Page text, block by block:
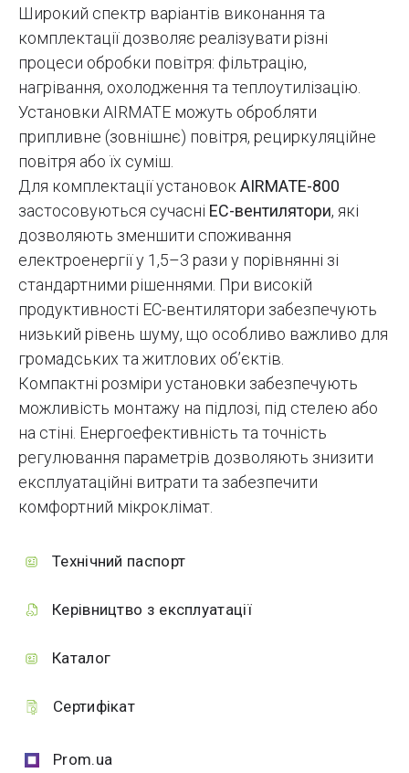
Широкий спектр варіантів виконання та
комплектації дозволяє реалізувати різні
процеси обробки повітря: фільтрацію,
нагрівання, охолодження та теплоутилізацію.
Установки AIRMATE можуть обробляти
припливне (зовнішнє) повітря, рециркуляційне
повітря або їх суміш.
Для комплектації установок AIRMATE-800
застосовуються сучасні EC-вентилятори, які
дозволяють зменшити споживання
електроенергії у 1,5–3 рази у порівнянні зі
стандартними рішеннями. При високій
продуктивності EC-вентилятори забезпечують
низький рівень шуму, що особливо важливо для
громадських та житлових об’єктів.
Компактні розміри установки забезпечують
можливість монтажу на підлозі, під стелею або
на стіні. Енергоефективність та точність
регулювання параметрів дозволяють знизити
експлуатаційні витрати та забезпечити
комфортний мікроклімат.
Технічний паспорт
Керівництво з експлуатації
Каталог
Сертифікат
Prom.ua